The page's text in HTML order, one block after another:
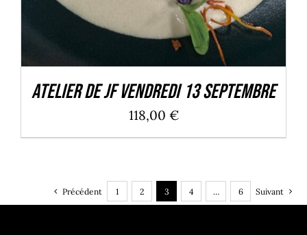
Atelier de JF Vendredi 13 septembre
118,00 €
Précédent 1 2 3 4 … 6 Suivant